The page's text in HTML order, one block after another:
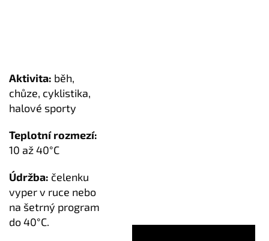
Aktivita: běh,
chůze, cyklistika,
halové sporty
Teplotní rozmezí:
10 až 40°C
Údržba: čelenku
vyper v ruce nebo
na šetrný program
do 40°C.